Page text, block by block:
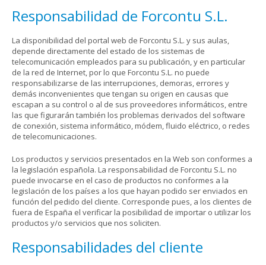
Responsabilidad de Forcontu S.L.
La disponibilidad del portal web de Forcontu S.L. y sus aulas,
depende directamente del estado de los sistemas de
telecomunicación empleados para su publicación, y en particular
de la red de Internet, por lo que Forcontu S.L. no puede
responsabilizarse de las interrupciones, demoras, errores y
demás inconvenientes que tengan su origen en causas que
escapan a su control o al de sus proveedores informáticos, entre
las que figurarán también los problemas derivados del software
de conexión, sistema informático, módem, fluido eléctrico, o redes
de telecomunicaciones.
Los productos y servicios presentados en la Web son conformes a
la legislación española. La responsabilidad de Forcontu S.L. no
puede invocarse en el caso de productos no conformes a la
legislación de los países a los que hayan podido ser enviados en
función del pedido del cliente. Corresponde pues, a los clientes de
fuera de España el verificar la posibilidad de importar o utilizar los
productos y/o servicios que nos soliciten.
Responsabilidades del cliente